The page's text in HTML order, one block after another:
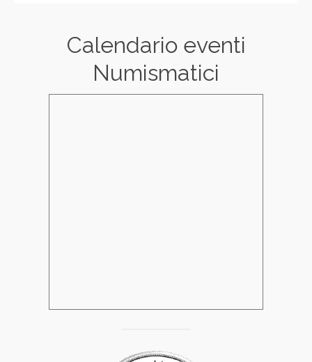
Calendario eventi
Numismatici